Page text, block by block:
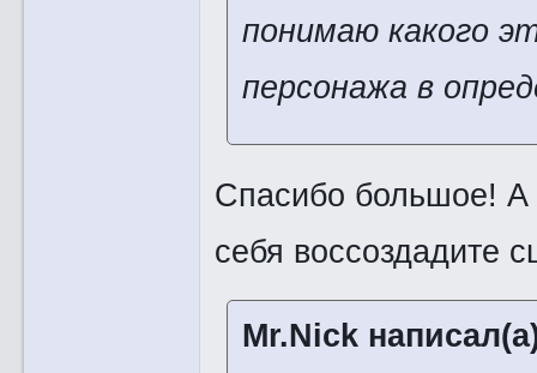
понимаю какого
персонажа в
Спасибо большое!
себя воссоздадите
Mr.Nick